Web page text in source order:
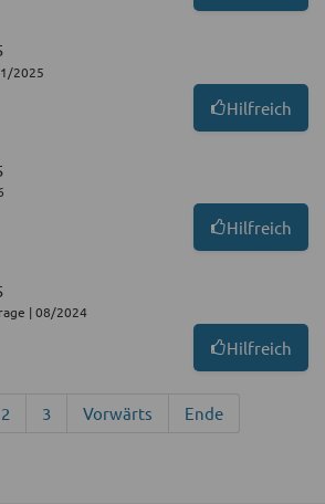
2025
Hilfreich
Hilfreich
| 08/2024
Hilfreich
2 3 Vorwärts Ende